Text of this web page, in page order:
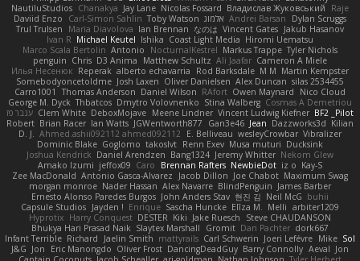
NautiluStudios Chanakya Jay Lane Nicolas Fossard Владислав Жуковський
Raje
Daviid Enzo
Carl-Simon Sahlin Toby Watson אלמוג Andrei Barsan
Dylan Scruggs
Trul Trulsen
Maria Diavolova Ian Brennan なのは Vincent Gates Jakub Hasanov
Ivan R Michael Keutel Ishika Coast Light Media Hiromi Uematsu
Marco Scala Bertolin Antonio NocturnalKestrel Markus Trappe Tyler Nichols
penguin Chris D3 Anima Matthew Schultz Ali Jaafar Cameron A Miele
Илья Несенюк Reperak alberto echavarria Rod Barksdale M M Martin Kempster
Somebodyoncetoldme Josh Laxen Oliver Danielsen Alex Duncan silas 2534455
Carro1001
Thomas Anderson Daniel Wilson RAfort Owen Maynard
Nico Cloud
George M. Dyck Thbatcos Dmytro Volovnenko Stina Walberg Cosmas A Demetriou
ענבר פז Clem White DeboxMojave Meene Lindner Vincent Ludwig Kiefner BF2 _Pilot
Robert Brian Racer Ian Watts JGWentworth877 Gan3e46 Jean Dazzworks3d Kilian
D. J.
Ahmed.ashii092112 ahmed092112 E. Belliveau wesleyCrowbar Vibralizer
Dominic Blake Goglomo takoslvt Renn Exev Musa muturi Ducksink
Joshua Kendrick Daniel Arendzen Bang1324 Jeremy Whitter Nekom Glew
Amako Izumi jeffox09 Caro Brennan Rafters NewbieDot iz o Kay-S
Zee MacDonald Antonio Gasca-Alvarez Jacob Dillon Joe Chabot Maximum Swag
morgan monroe Nader Hassan Alex Navarre BlindPenguin James Barber
Ernesto Alonso Paredes Burgos John Anders Stav 현진 김 Neil McG buhii
Capsule Studios Jayden ! Enrique Sascha Huncke Elīza M. Melli arbiter1209
Hyprotix Harry Conquest DESTER Kiki Jake Ruesch
Steve CHAUDANSON
Bhukya Hari Prasad Naik Slaytex Marshall Gromit Dan Pachter dork667
Infant Terrible Richard Jaelin Smith mattyrails Carl Schwerin Joeri Lefévre Mike Sol
J&G Jon Eric Manongdo Oliver Frost DancingDeadGuy Barry Connolly Aeval Jon